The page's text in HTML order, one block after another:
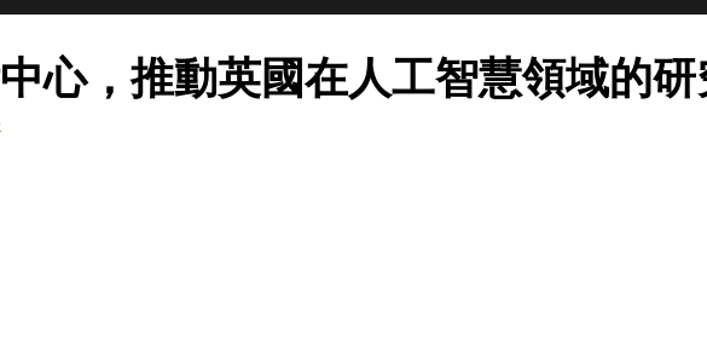
心，推動英國在人工智慧領域的研